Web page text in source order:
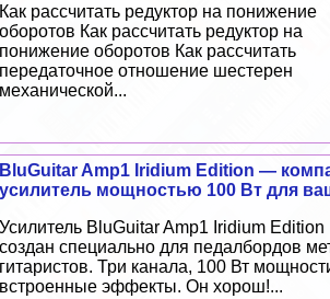
Как рассчитать редуктор на понижение
оборотов Как рассчитать редуктор на
понижение оборотов Как рассчитать
передаточное отношение шестерен
механической...
BluGuitar Amp1 Iridium Edition —
усилитель мощностью 100 Вт для
Усилитель BluGuitar Amp1 Iridium Edition
создан специально для педалбордов
гитаристов. Три канала, 100 Вт
встроенные эффекты. Он хорош!...